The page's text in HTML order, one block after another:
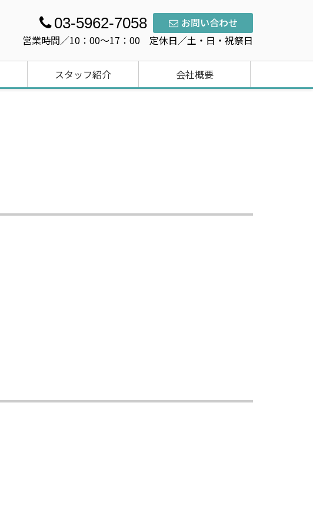
03-5962-7058
お問い合わせ
営業時間／10：00〜17：00 定休日／土・日・祝祭日
スタッフ紹介 会社概要